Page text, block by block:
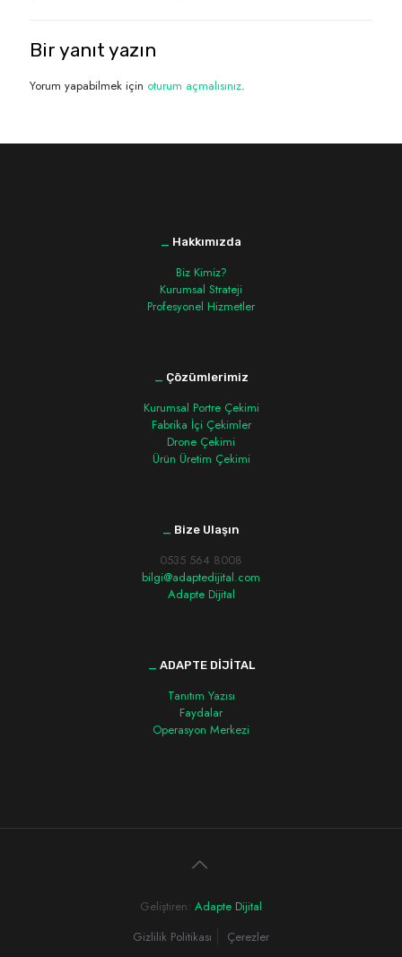
Bir yanıt yazın
Yorum yapabilmek için oturum açmalısınız.
_ Hakkımızda
Biz Kimiz?
Kurumsal Strateji
Profesyonel Hizmetler
_ Çözümlerimiz
Kurumsal Portre Çekimi
Fabrika İçi Çekimler
Drone Çekimi
Ürün Üretim Çekimi
_ Bize Ulaşın
0535 564 8008
bilgi@adaptedijital.com
Adapte Dijital
_ ADAPTE DİJİTAL
Tanıtım Yazısı
Faydalar
Operasyon Merkezi
Geliştiren: Adapte Dijital
Gizlilik Politikası
Çerezler